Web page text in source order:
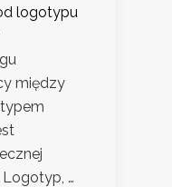
logotypu
między
…